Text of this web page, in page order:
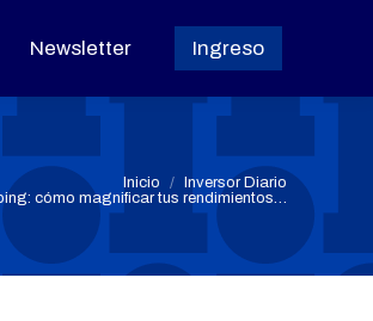
Newsletter Ingreso
Inicio
Inversor Diario
cómo magnificar tus rendimientos…
Newsletter Ingreso